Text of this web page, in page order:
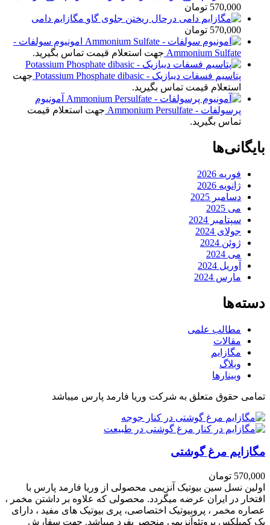
570,000 تومان
مگازایم دامی
570,000 تومان
امونیوم سولفات -
Ammonium Sulfate جهت استعلام قیمت تماس بگیرید.
پتاسیم فسفات دیبازیک - Potassium Phosphate dibasic
جهت
استعلام قیمت تماس بگیرید.
آمونیوم
پرسولفات - Ammonium Persulfate
جهت استعلام قیمت
تماس بگیرید.
بایگانی‌ها
فوریه 2026
ژانویه 2026
دسامبر 2025
می 2025
سپتامبر 2024
جولای 2024
ژوئن 2024
می 2024
آوریل 2024
مارس 2024
دسته‌ها
مطالب علمی
مقالات
مگازایم
وبلاگ
وبینارها
تمامی حقوق متعلق به شرکت وریا فارمد پارس میباشد
مگازایم مرغ گوشتی
570,000 تومان
اولین نسل سین بیوتیک آنزیمی محصولی از وریا فارمد پارس با
افتخار در ایران عرضه میگردد. محصولی که علاوه بر داشتن مخمر ،
عصاره مخمر ، پروبیوتیک اختصاصی، پری بیوتیک های مفید ، دارای
یک کمپلکس پروتئوآنزیمی منحصر بفرد میباشد. جهت سفارش